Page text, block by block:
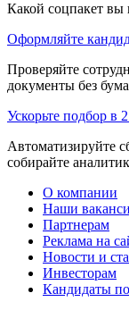
Какой соцпакет вы
Оформляйте
Проверяйте
документы без
Ускорьте подбор в
Автоматизируйте
собирайте
О компании
Наши
Партнерам
Реклама на
Новости и
Инвесторам
Кандидаты